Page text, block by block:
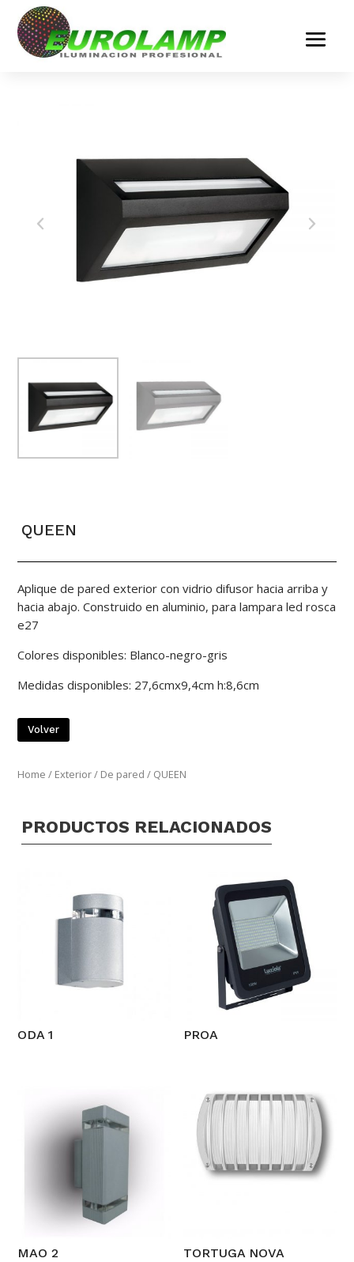
QUEEN
Aplique de pared exterior con vidrio difusor hacia arriba y
hacia abajo. Construido en aluminio, para lampara led rosca
e27
Colores disponibles: Blanco-negro-gris
Medidas disponibles: 27,6cmx9,4cm h:8,6cm
Volver
Home / Exterior/ De pared / QUEEN
PRODUCTOS RELACIONADOS
ODA 1 PROA
MAO 2 TORTUGA NOVA